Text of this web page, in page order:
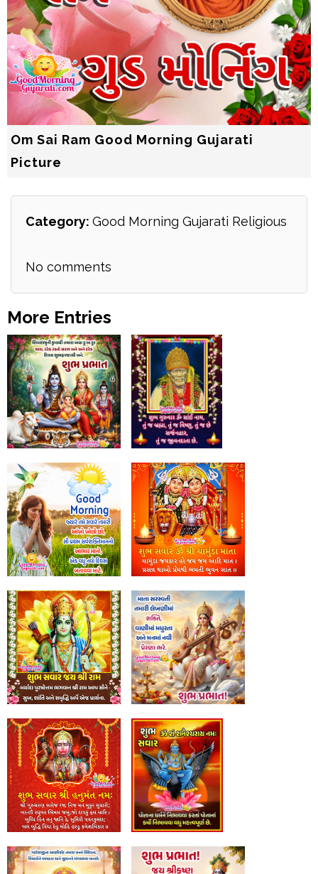
Om Sai Ram Good Morning Gujarati
Picture
Category: Good Morning Gujarati Religious
No comments
More Entries